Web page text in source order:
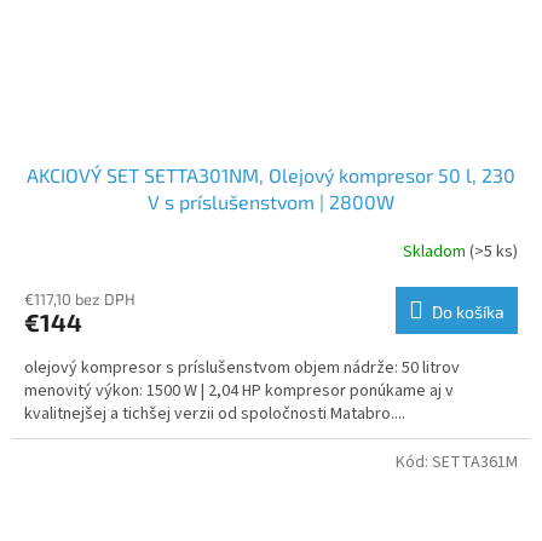
AKCIOVÝ SET SETTA301NM, Olejový kompresor 50 l, 230
V s príslušenstvom | 2800W
Skladom (>5 ks)
€117,10 bez DPH
€144 Do košíka
olejový kompresor s príslušenstvom objem nádrže: 50 litrov
menovitý výkon: 1500 W | 2,04 HP kompresor ponúkame aj v
kvalitnejšej a tichšej verzii od spoločnosti Matabro....
Kód: SETTA361M